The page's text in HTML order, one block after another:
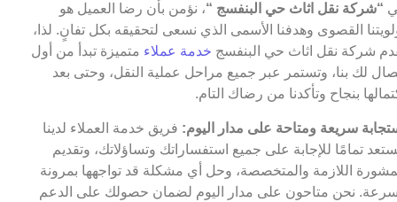
“شركة نقل اثاث حي البنفسج “، نؤمن بأن رضا العميل هو
القصوى وهدفنا الأسمى الذي نسعى لتحقيقه بكل تفانٍ. لذا،
شركة نقل اثاث حي البنفسج خدمة عملاء متميزة تبدأ من أول
لك بنا، وتستمر عبر جميع مراحل عملية النقل، وحتى بعد
بنجاح وتأكدنا من رضاك التام.
سريعة ومتاحة على مدار اليوم: فريق خدمة العملاء لدينا
تمامًا للإجابة على جميع استفساراتك وتساؤلاتك، وتقديم
اللازمة والمتخصصة، وحل أي مشكلة قد تواجهها بمرونة
نحن متاحون على مدار اليوم لضمان حصولك على الدعم